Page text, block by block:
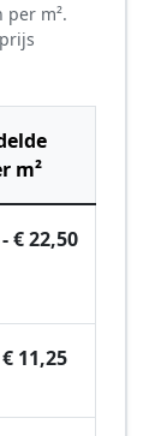
m².
m²
€ 22,50
11,25